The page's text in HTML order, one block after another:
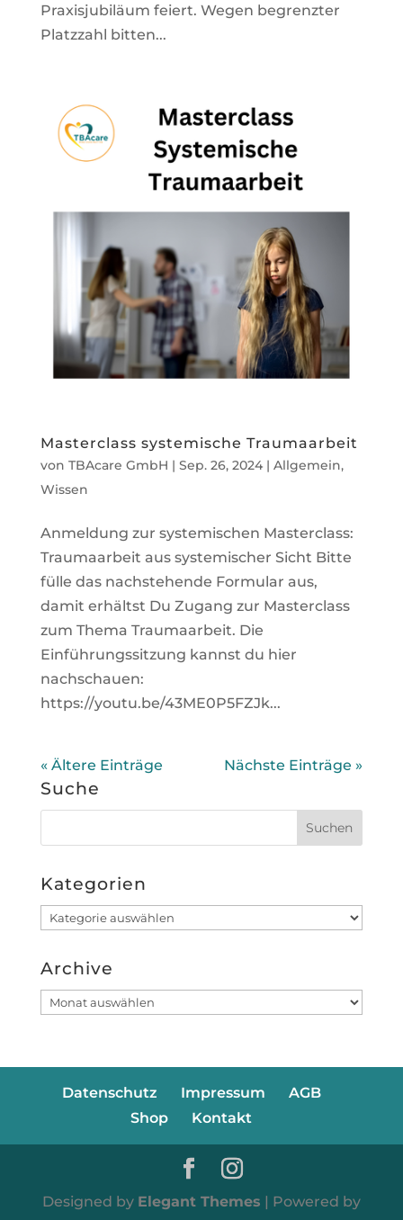
Praxisjubiläum feiert. Wegen begrenzter
Platzzahl bitten...
Masterclass systemische Traumaarbeit
von TBAcare GmbH | Sep. 26, 2024| Allgemein,
Wissen
Anmeldung zur systemischen Masterclass:
Traumaarbeit aus systemischer Sicht Bitte
fülle das nachstehende Formular aus,
damit erhältst Du Zugang zur Masterclass
zum Thema Traumaarbeit. Die
Einführungssitzung kannst du hier
nachschauen:
https://youtu.be/43ME0P5FZJk...
« Ältere Einträge Nächste Einträge »
Suche
Kategorien
Kategorien
Archive
Archive
Datenschutz Impressum
AGB
Shop
Kontakt
Designed by Elegant Themes | Powered by